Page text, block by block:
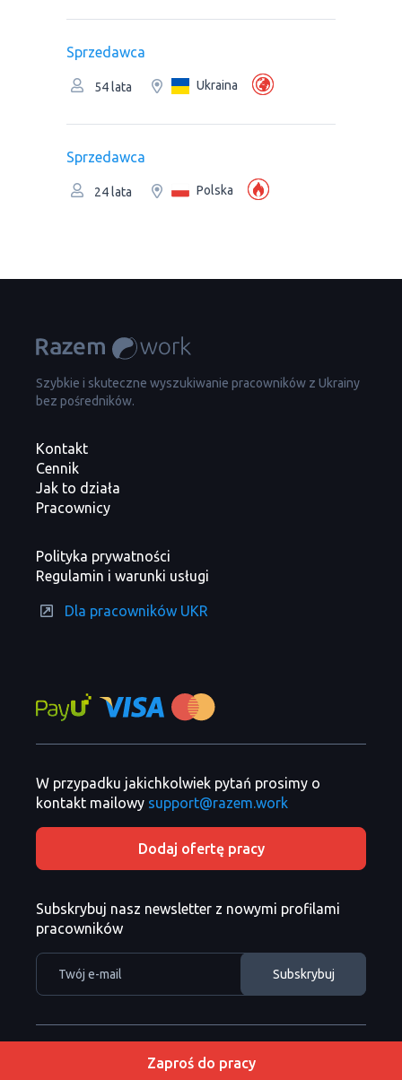
Sprzedawca
54 lata Ukraina
Sprzedawca
24 lata Polska
Zaproś do pracy
Szybkie i skuteczne wyszukiwanie pracowników z Ukrainy
bez pośredników.
Kontakt
Cennik
Jak to działa
Pracownicy
Polityka prywatności
Regulamin i warunki usługi
Dla pracowników UKR
W przypadku jakichkolwiek pytań prosimy o
kontakt mailowy support@razem.work
Dodaj ofertę pracy
Subskrybuj nasz newsletter z nowymi profilami
pracowników
Razem Sp. z o. o. Copyright